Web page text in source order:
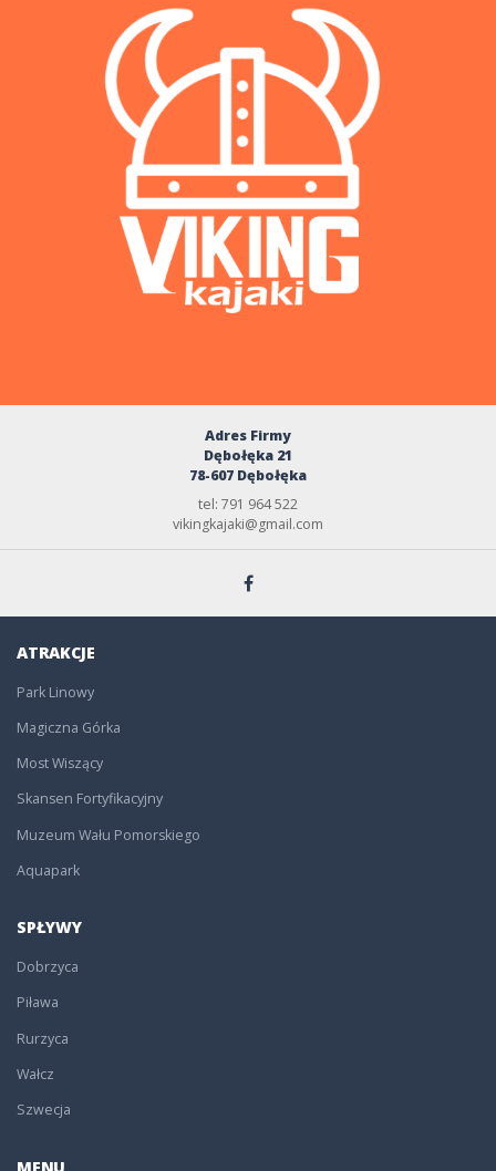
Adres Firmy
Dębołęka 21
78-607 Dębołęka
tel: 791 964 522
vikingkajaki@gmail.com
ATRAKCJE
Park Linowy
Magiczna Górka
Most Wiszący
Skansen Fortyfikacyjny
Muzeum Wału Pomorskiego
Aquapark
SPŁYWY
Dobrzyca
Piława
Rurzyca
Wałcz
Szwecja